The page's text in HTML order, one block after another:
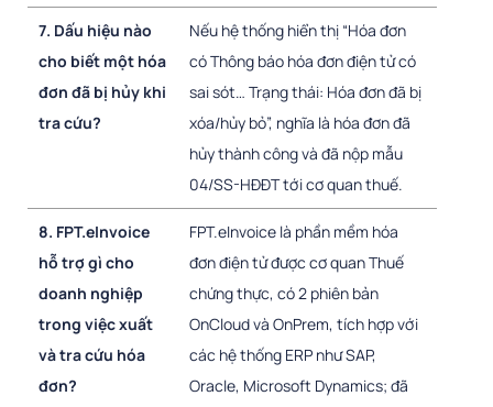
7. Dấu hiệu nào
cho biết một hóa
đơn đã bị hủy khi
tra cứu?
Nếu hệ thống hiển thị “Hóa đơn
có Thông báo hóa đơn điện tử có
sai sót… Trạng thái: Hóa đơn đã bị
xóa/hủy bỏ”, nghĩa là hóa đơn đã
hủy thành công và đã nộp mẫu
04/SS-HĐĐT tới cơ quan thuế.
8. FPT.eInvoice
hỗ trợ gì cho
doanh nghiệp
trong việc xuất
và tra cứu hóa
đơn?
FPT.eInvoice là phần mềm hóa
đơn điện tử được cơ quan Thuế
chứng thực, có 2 phiên bản
OnCloud và OnPrem, tích hợp với
các hệ thống ERP như SAP,
Oracle, Microsoft Dynamics; đã